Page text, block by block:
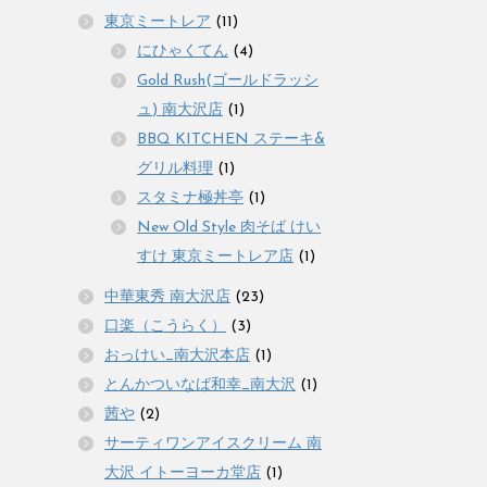
東京ミートレア (11)
にひゃくてん (4)
Gold Rush(ゴールドラッシ
ュ) 南大沢店 (1)
BBQ KITCHEN ステーキ&
グリル料理 (1)
スタミナ極丼亭 (1)
New Old Style 肉そば けい
すけ 東京ミートレア店 (1)
中華東秀 南大沢店 (23)
口楽（こうらく）
(3)
おっけい_南大沢本店 (1)
とんかついなば和幸_南大沢 (1)
茜や (2)
サーティワンアイスクリーム 南
大沢 イトーヨーカ堂店 (1)